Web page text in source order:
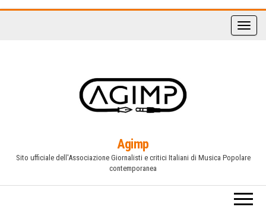
Agimp
Sito ufficiale dell'Associazione Giornalisti e critici Italiani di Musica Popolare
contemporanea